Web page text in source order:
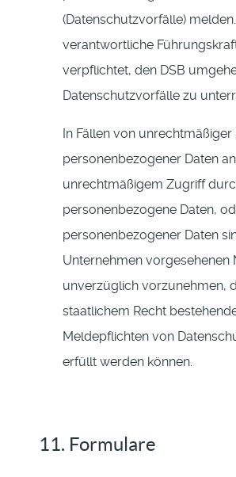
(Datenschutzvorfälle)
verantwortliche
verpflichtet, den DSB
Datenschutzvorfälle zu
In Fällen von
personenbezogener Daten
unrechtmäßigem Zugriff
personenbezogene Daten,
personenbezogener Daten
Unternehmen vorgesehenen
unverzüglich vorzunehmen,
staatlichem Recht
Meldepflichten von
erfüllt werden können.
11. Formulare